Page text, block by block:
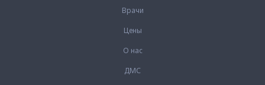
Врачи
Цены
О нас
ДМС